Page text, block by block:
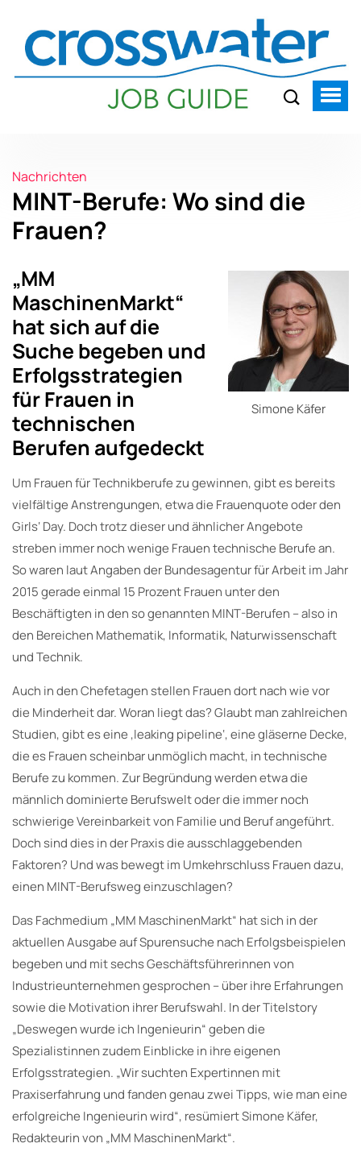
Nachrichten
MINT-Berufe: Wo sind die
Frauen?
Simone Käfer
„MM
MaschinenMarkt“
hat sich auf die
Suche begeben und
Erfolgsstrategien
für Frauen in
technischen
Berufen aufgedeckt
Um Frauen für Technikberufe zu gewinnen, gibt es bereits
vielfältige Anstrengungen, etwa die Frauenquote oder den
Girls‘ Day. Doch trotz dieser und ähnlicher Angebote
streben immer noch wenige Frauen technische Berufe an.
So waren laut Angaben der Bundesagentur für Arbeit im Jahr
2015 gerade einmal 15 Prozent Frauen unter den
Beschäftigten in den so genannten MINT-Berufen – also in
den Bereichen Mathematik, Informatik, Naturwissenschaft
und Technik.
Auch in den Chefetagen stellen Frauen dort nach wie vor
die Minderheit dar. Woran liegt das? Glaubt man zahlreichen
Studien, gibt es eine ‚leaking pipeline‘, eine gläserne Decke,
die es Frauen scheinbar unmöglich macht, in technische
Berufe zu kommen. Zur Begründung werden etwa die
männlich dominierte Berufswelt oder die immer noch
schwierige Vereinbarkeit von Familie und Beruf angeführt.
Doch sind dies in der Praxis die ausschlaggebenden
Faktoren? Und was bewegt im Umkehrschluss Frauen dazu,
einen MINT-Berufsweg einzuschlagen?
Das Fachmedium „MM MaschinenMarkt“ hat sich in der
aktuellen Ausgabe auf Spurensuche nach Erfolgsbeispielen
begeben und mit sechs Geschäftsführerinnen von
Industrieunternehmen gesprochen – über ihre Erfahrungen
sowie die Motivation ihrer Berufswahl. In der Titelstory
„Deswegen wurde ich Ingenieurin“ geben die
Spezialistinnen zudem Einblicke in ihre eigenen
Erfolgsstrategien. „Wir suchten Expertinnen mit
Praxiserfahrung und fanden genau zwei Tipps, wie man eine
erfolgreiche Ingenieurin wird“, resümiert Simone Käfer,
Redakteurin von „MM MaschinenMarkt“.